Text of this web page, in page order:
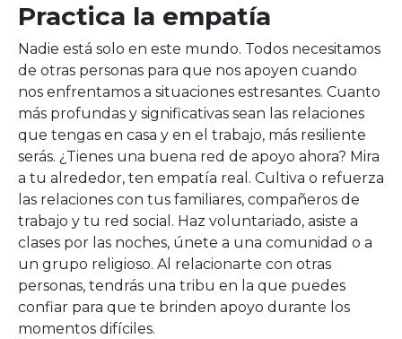
Practica la empatía
Nadie está solo en este mundo. Todos necesitamos
de otras personas para que nos apoyen cuando
nos enfrentamos a situaciones estresantes. Cuanto
más profundas y significativas sean las relaciones
que tengas en casa y en el trabajo, más resiliente
serás. ¿Tienes una buena red de apoyo ahora? Mira
a tu alrededor, ten empatía real. Cultiva o refuerza
las relaciones con tus familiares, compañeros de
trabajo y tu red social. Haz voluntariado, asiste a
clases por las noches, únete a una comunidad o a
un grupo religioso. Al relacionarte con otras
personas, tendrás una tribu en la que puedes
confiar para que te brinden apoyo durante los
momentos difíciles.